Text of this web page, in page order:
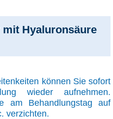
Hyaluronsäure
können Sie sofort
wieder aufnehmen.
am Behandlungstag auf
verzichten.